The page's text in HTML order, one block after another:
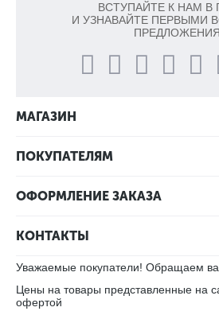
ВСТУПАЙТЕ К НАМ В
И УЗНАВАЙТЕ ПЕРВЫМИ
МАГАЗИН
ПОКУПАТЕЛЯМ
ОФОРМЛЕНИЕ ЗАКАЗА
КОНТАКТЫ
Уважаемые покупатели! Обращаем
Цены на товары представленные на
офертой